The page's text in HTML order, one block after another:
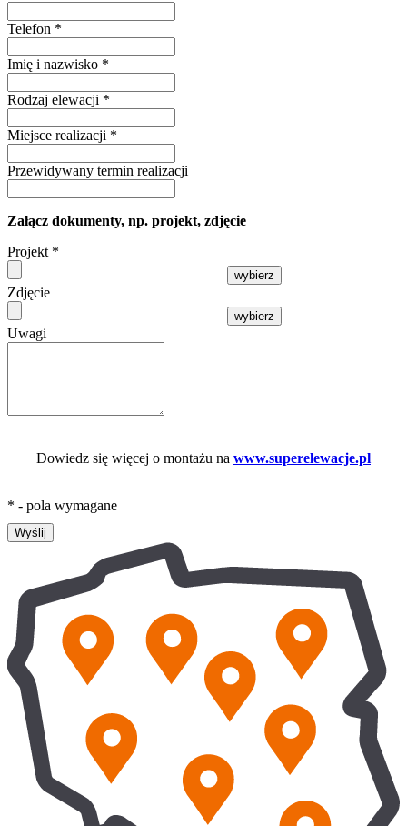
Telefon *
Imię i nazwisko *
Rodzaj elewacji *
Miejsce realizacji *
Przewidywany termin realizacji
Załącz dokumenty, np. projekt, zdjęcie
Projekt *
wybierz
Zdjęcie
wybierz
Uwagi
Dowiedz się więcej o montażu na www.superelewacje.pl
* - pola wymagane
Wyślij